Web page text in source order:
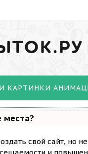
КАРТИНКИ
места?
свой сайт, но